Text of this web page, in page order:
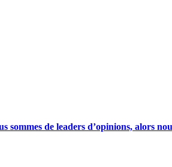
sommes de leaders d’opinions, alors